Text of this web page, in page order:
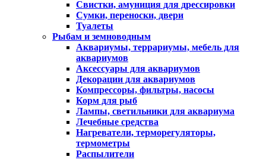
Свистки, амуниция для дрессировки
Сумки, переноски, двери
Туалеты
Рыбам и земноводным
Аквариумы, террариумы, мебель для
аквариумов
Аксессуары для аквариумов
Декорации для аквариумов
Компрессоры, фильтры, насосы
Корм для рыб
Лампы, светильники для аквариума
Лечебные средства
Нагреватели, терморегуляторы,
термометры
Распылители